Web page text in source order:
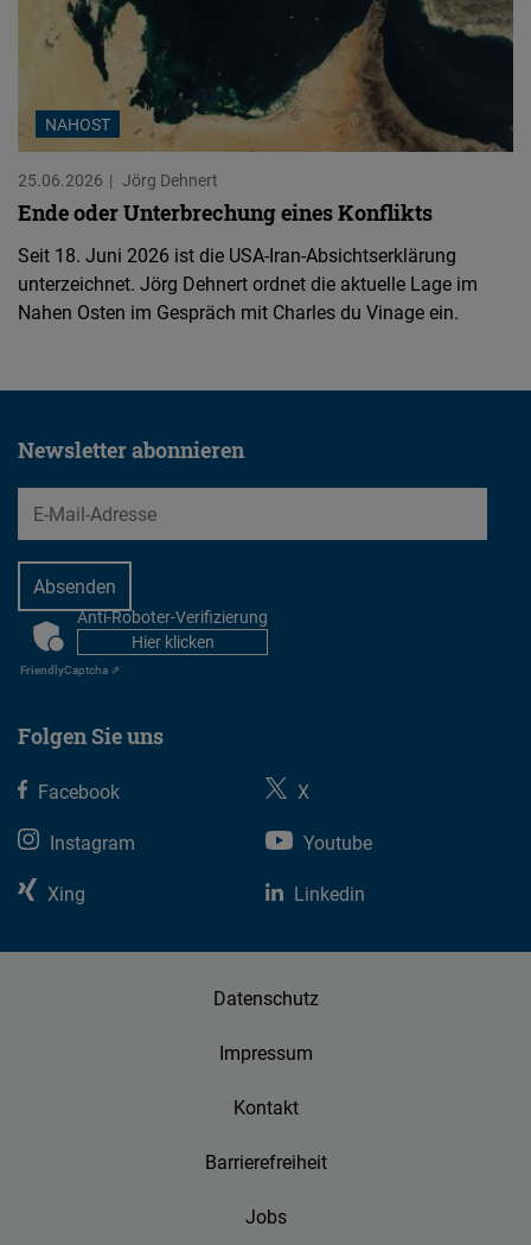
NAHOST
25.06.2026 Jörg Dehnert
Ende oder Unterbrechung eines Konflikts
Seit 18. Juni 2026 ist die USA-Iran-Absichtserklärung
unterzeichnet. Jörg Dehnert ordnet die aktuelle Lage im
Nahen Osten im Gespräch mit Charles du Vinage ein.
Newsletter abonnieren
EMail
CAPTCHAAnti-Roboter-Verifizierung
Hier klicken
FriendlyCaptcha ⇗
Folgen Sie uns
Facebook
X
Instagram
Youtube
Xing
Linkedin
Datenschutz
Impressum
Kontakt
Barrierefreiheit
Jobs